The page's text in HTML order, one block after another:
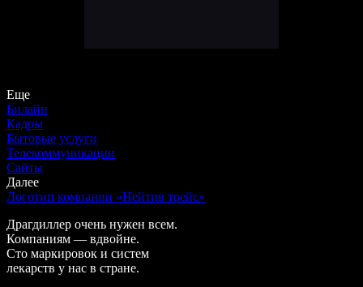
Еще
Билайн
Кадры
Бытовые услуги
Телекоммуникации
Сайты
Далее
Логотип компании «Нейтив трейс»
Драгдиллер очень нужен всем.
Компаниям — вдвойне.
Сто маркировок и систем
лекарств у нас в стране.